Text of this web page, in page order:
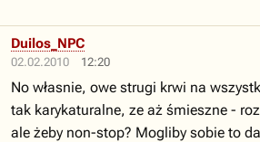
02.02.2010 12:20
Duilos_NPC
No własnie, owe strugi krwi na
tak karykaturalne, ze aż śmieszne -
ale żeby non-stop? Mogliby sobie to